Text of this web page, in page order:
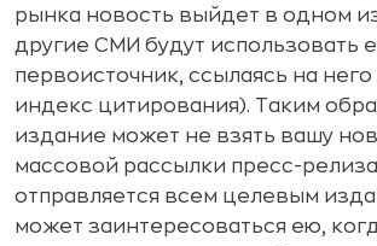
рынка новость выйдет в одном
другие СМИ будут использовать
первоисточник, ссылаясь на него
индекс цитирования). Таким
издание может не взять вашу
массовой рассылки пресс-
отправляется всем целевым
может заинтересоваться ею,